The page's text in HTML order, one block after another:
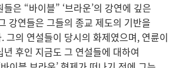
은 “바이블” ‘브라운’의 강연에 깊은
강연들은 그들의 종교 제도의 기반을
그의 연설들이 당시의 화제였으며, 연륜이
후인 지금도 그 연설들에 대하여